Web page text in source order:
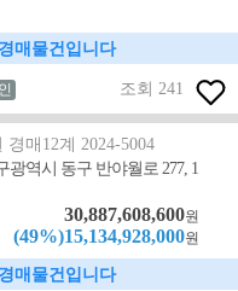
매물건입니다
조회 241
매12계 2024-5004
광역시 동구 반야월로 277, 1
30,887,608,600원
(49%)15,134,928,000원
매물건입니다